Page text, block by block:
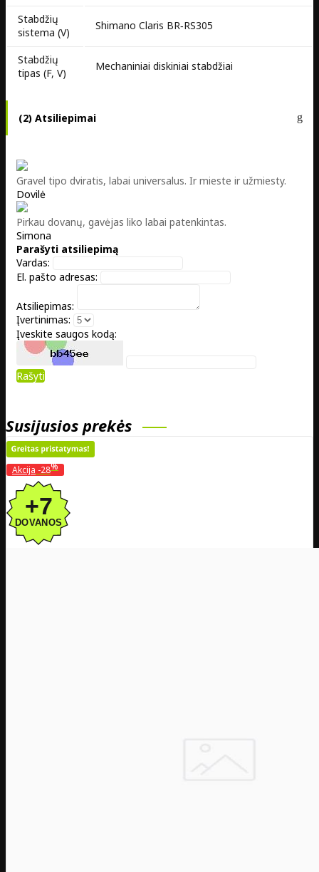
Stabdžių
sistema (V)
Shimano Claris BR‑RS305
Stabdžių
tipas (F, V)
Mechaniniai diskiniai stabdžiai
(2) Atsiliepimai
Gravel tipo dviratis, labai universalus. Ir mieste ir užmiesty.
Dovilė
Pirkau dovanų, gavėjas liko labai patenkintas.
Simona
Parašyti atsiliepimą
Vardas:
El. pašto adresas:
Atsiliepimas:
Įvertinimas:
Įveskite saugos kodą:
Rašyti
Susijusios prekės
Akcija -28%